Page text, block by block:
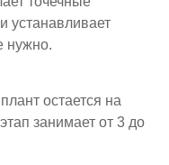
устанавливает
нужно.
остается на
занимает от 3 до